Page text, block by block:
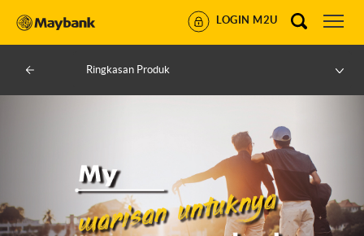
LOGIN M2U
Ringkasan Produk